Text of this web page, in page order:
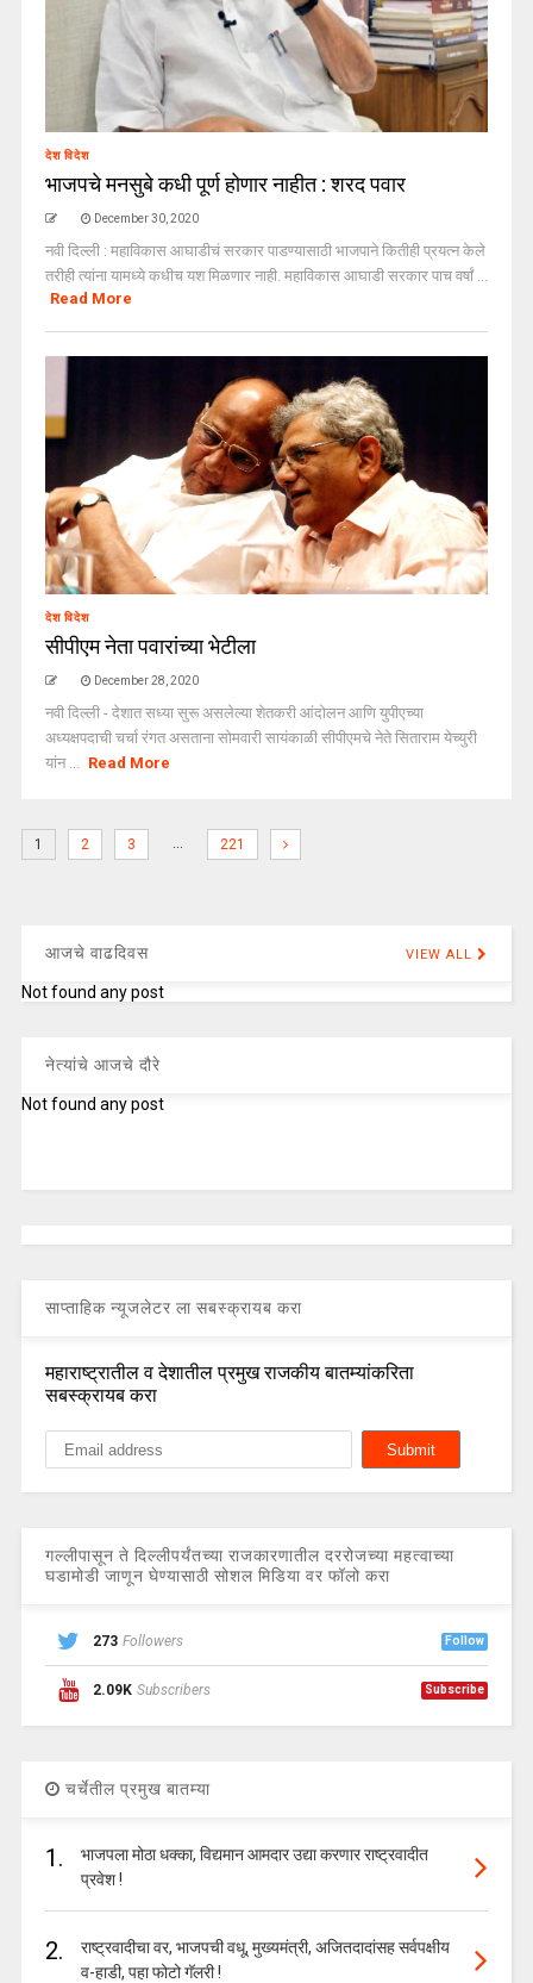
देश विदेश
भाजपचे मनसुबे कधी पूर्ण होणार नाहीत : शरद पवार
December 30, 2020
नवी दिल्ली : महाविकास आघाडीचं सरकार पाडण्यासाठी भाजपाने कितीही प्रयत्न केले
तरीही त्यांना यामध्ये कधीच यश मिळणार नाही. महाविकास आघाडी सरकार पाच वर्षां ...
Read More
देश विदेश
सीपीएम नेता पवारांच्या भेटीला
December 28, 2020
नवी दिल्ली - देशात सध्या सुरू असलेल्या शेतकरी आंदोलन आणि युपीएच्या
अध्यक्षपदाची चर्चा रंगत असताना सोमवारी सायंकाळी सीपीएमचे नेते सिताराम येच्युरी
यांन ... Read More
1 2 3 … 221
आजचे वाढदिवस VIEW ALL
Not found any post
नेत्यांचे आजचे दौरे
Not found any post
साप्ताहिक न्यूजलेटर ला सबस्क्रायब करा
महाराष्ट्रातील व देशातील प्रमुख राजकीय बातम्यांकरिता
सबस्क्रायब करा
गल्लीपासून ते दिल्लीपर्यंतच्या राजकारणातील दररोजच्या महत्वाच्या
घडामोडी जाणून घेण्यासाठी सोशल मिडिया वर फॉलो करा
273 Followers Follow
2.09K Subscribers Subscribe
चर्चेतील प्रमुख बातम्या
1.
भाजपला मोठा धक्का, विद्यमान आमदार उद्या करणार राष्ट्रवादीत
प्रवेश !
2.
राष्ट्रवादीचा वर, भाजपची वधू, मुख्यमंत्री, अजितदादांसह सर्वपक्षीय
व-हाडी, पहा फोटो गॅलरी !